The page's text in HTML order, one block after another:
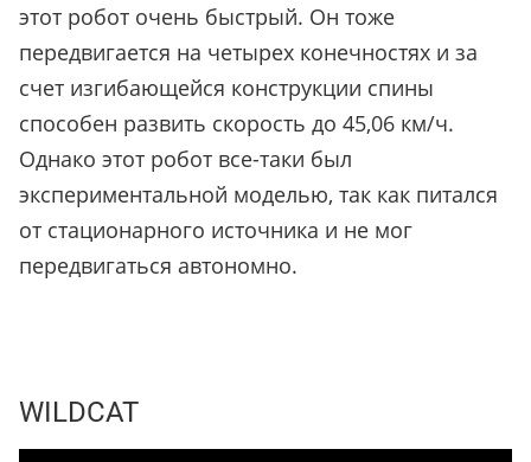
этот робот очень быстрый. Он тоже
передвигается на четырех конечностях и за
счет изгибающейся конструкции спины
способен развить скорость до 45,06 км/ч.
Однако этот робот все-таки был
экспериментальной моделью, так как питался
от стационарного источника и не мог
передвигаться автономно.
WILDCAT